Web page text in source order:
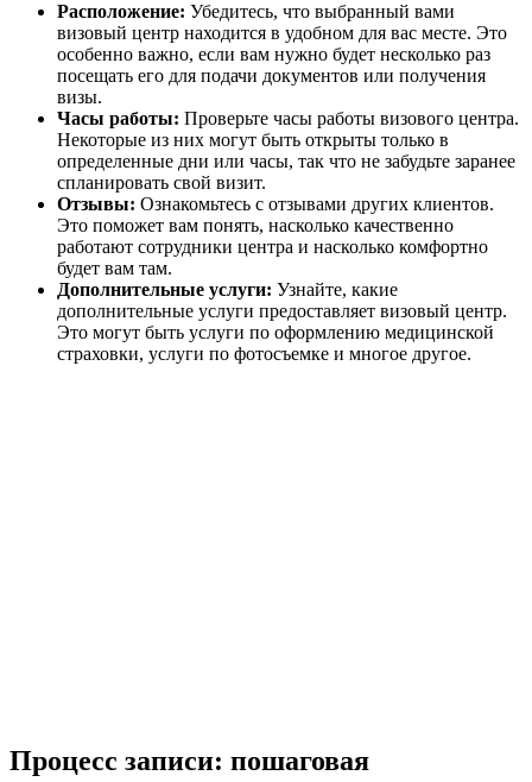
Расположение: Убедитесь, что выбранный вами
визовый центр находится в удобном для вас месте. Это
особенно важно, если вам нужно будет несколько раз
посещать его для подачи документов или получения
визы.
Часы работы: Проверьте часы работы визового центра.
Некоторые из них могут быть открыты только в
определенные дни или часы, так что не забудьте заранее
спланировать свой визит.
Отзывы: Ознакомьтесь с отзывами других клиентов.
Это поможет вам понять, насколько качественно
работают сотрудники центра и насколько комфортно
будет вам там.
Дополнительные услуги: Узнайте, какие
дополнительные услуги предоставляет визовый центр.
Это могут быть услуги по оформлению медицинской
страховки, услуги по фотосъемке и многое другое.
Процесс записи: пошаговая